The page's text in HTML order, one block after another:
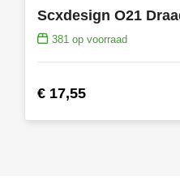
381op voorraad
€ 17,55